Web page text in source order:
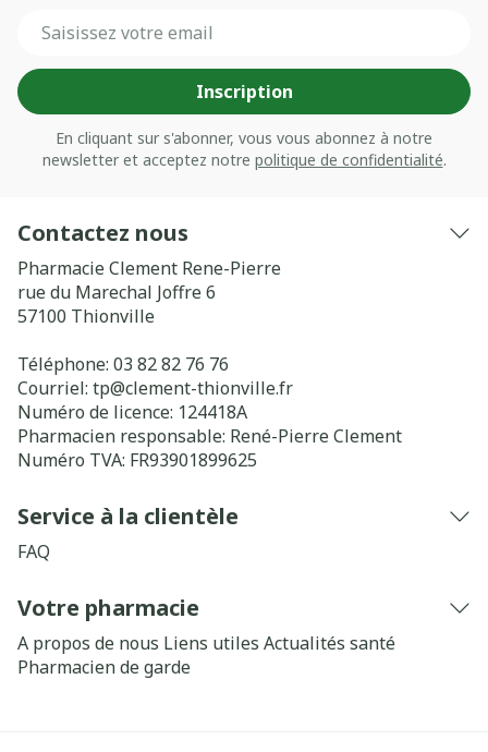
Inscription
En cliquant sur s'abonner, vous vous abonnez à notre
newsletter et acceptez notre politique de confidentialité.
Contactez nous
Pharmacie Clement Rene-Pierre
rue du Marechal Joffre 6
57100 Thionville
Téléphone: 03 82 82 76 76
Courriel: tp@clement-thionville.fr
Numéro de licence: 124418A
Pharmacien responsable: René-Pierre Clement
Numéro TVA: FR93901899625
Service à la clientèle
FAQ
Votre pharmacie
A propos de nous Liens utiles Actualités santé
Pharmacien de garde